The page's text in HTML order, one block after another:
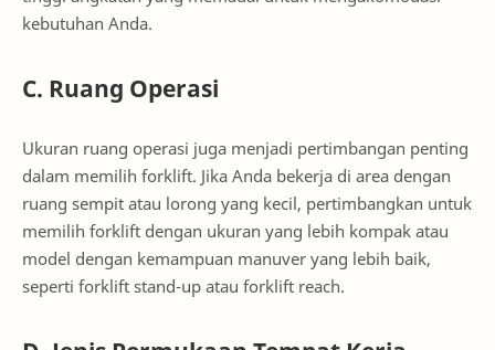
kebutuhan Anda.
C. Ruang Operasi
Ukuran ruang operasi juga menjadi pertimbangan penting
dalam memilih forklift. Jika Anda bekerja di area dengan
ruang sempit atau lorong yang kecil, pertimbangkan untuk
memilih forklift dengan ukuran yang lebih kompak atau
model dengan kemampuan manuver yang lebih baik,
seperti forklift stand-up atau forklift reach.